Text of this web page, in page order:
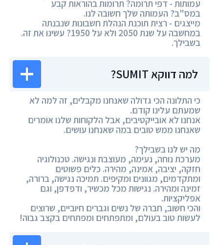
עמותות - דפי תרומה? תרומות בהוראות קבע
במס"ב? העמותה שלך חשובה לנו.
מייצגים - רצית תוכנת הנהלת חשבונות שנבנתה
במחשבה על שנת 2050 ולא על 1950? עשינו את זה.
בשבילך.
למה דווקא SUMIT?
כי התלונה הכי גדולה שאנחנו מקבלים, זה למה לא
שמעתם עלינו קודם.
אנחנו לא אובייקטיבים, אבל הלקוחות שלנו אומרים
שאנחנו ממש טובים במה שאנחנו עושים.
מה יש לנו בשבילך?
מערכת נוחה, נעימה, מעוצבת ונגישה. טכנולוגיה
חזקה, יציבה, אמינה, מהירה. כלים פשוטים
ומתקדמים, מגוונים ומקיפים. תמיכה נגישה, ברורה,
זמינה ומהירה. נגישות מכל מכשיר, ודפדפן, וגם
אפליקציות.
והכי חשוב, חברה של נשים וגברים חיוביים, שרוצים
לעשות טוב בעולם, ומתפתחים ומפתחים בקצב גבוה!